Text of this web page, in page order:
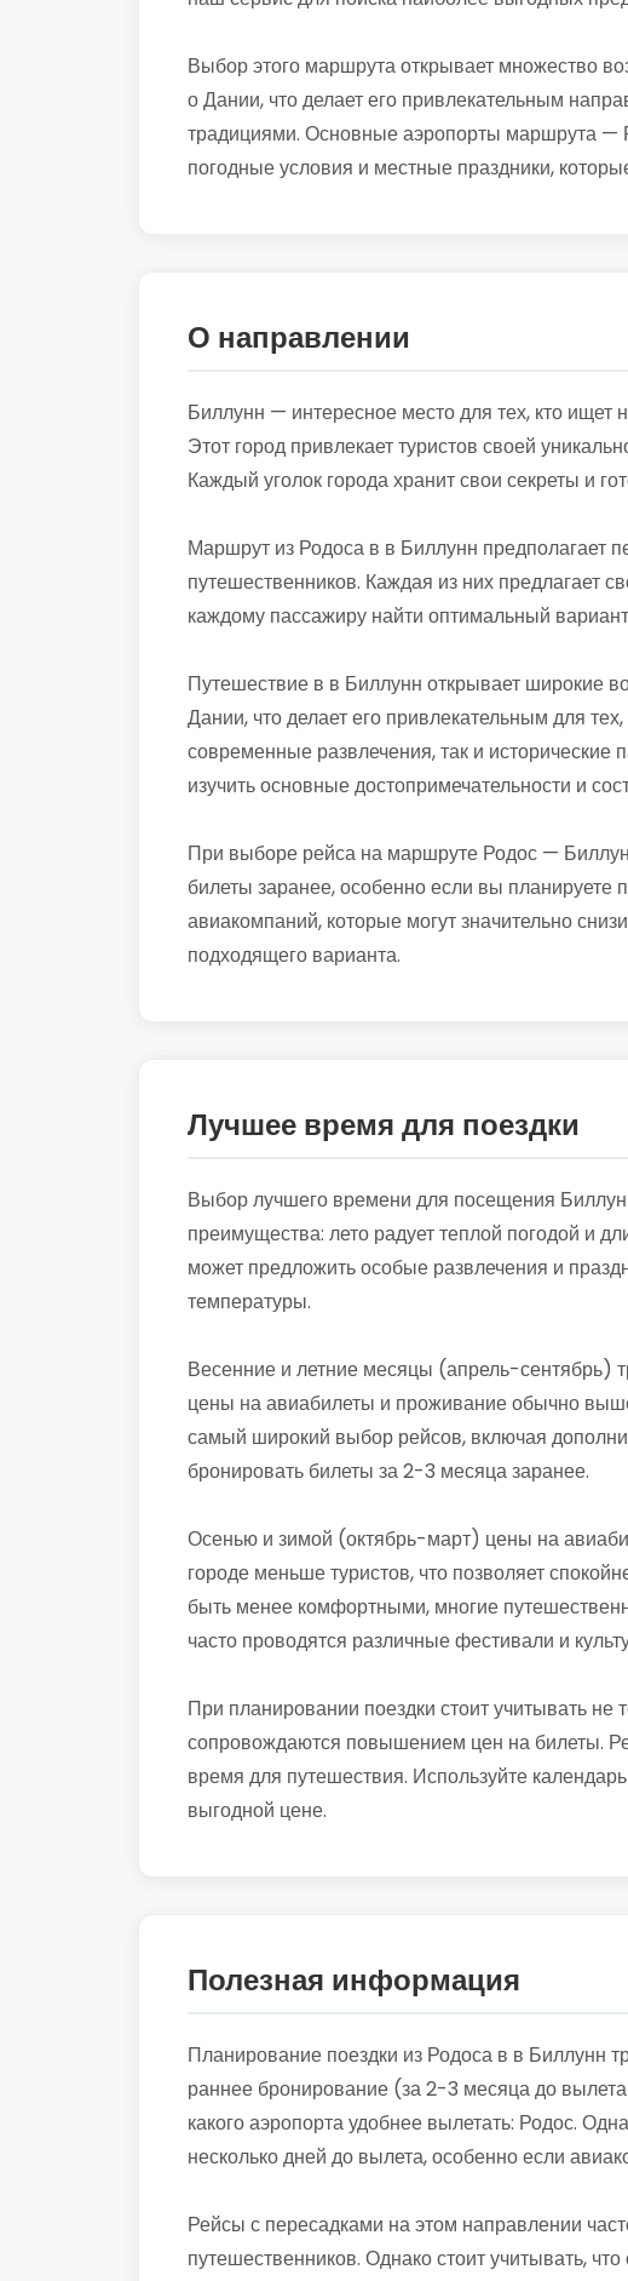
Выбор этого маршрута открывает множество
о Дании, что делает его привлекательным
традициями. Основные аэропорты маршрута —
погодные условия и местные праздники,
О направлении
Биллунн — интересное место для тех, кто
Этот город привлекает туристов своей
Каждый уголок города хранит свои секреты и
Маршрут из Родоса в в Биллунн предполагает
путешественников. Каждая из них предлагает
каждому пассажиру найти оптимальный
Путешествие в в Биллунн открывает широкие
Дании, что делает его привлекательным для
современные развлечения, так и исторические
изучить основные достопримечательности и
При выборе рейса на маршруте Родос —
билеты заранее, особенно если вы планируете
авиакомпаний, которые могут значительно
подходящего варианта.
Лучшее время для поездки
Выбор лучшего времени для посещения
преимущества: лето радует теплой погодой и
может предложить особые развлечения и
температуры.
Весенние и летние месяцы (апрель-сентябрь)
цены на авиабилеты и проживание обычно
самый широкий выбор рейсов, включая
бронировать билеты за 2-3 месяца заранее.
Осенью и зимой (октябрь-март) цены на
городе меньше туристов, что позволяет
быть менее комфортными, многие
часто проводятся различные фестивали и
При планировании поездки стоит учитывать
сопровождаются повышением цен на билеты.
время для путешествия. Используйте
выгодной цене.
Полезная информация
Планирование поездки из Родоса в в Биллунн
раннее бронирование (за 2-3 месяца до
какого аэропорта удобнее вылетать: Родос.
несколько дней до вылета, особенно если
Рейсы с пересадками на этом направлении
путешественников. Однако стоит учитывать,